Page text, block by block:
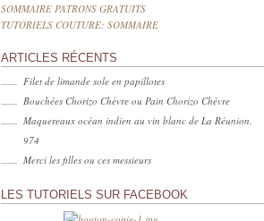
SOMMAIRE PATRONS GRATUITS
TUTORIELS COUTURE: SOMMAIRE
ARTICLES RÉCENTS
Filet de limande sole en papillotes
Bouchées Chorizo Chèvre ou Pain Chorizo Chèvre
Maquereaux océan indien au vin blanc de La Réunion,
974
Merci les filles ou ces messieurs
LES TUTORIELS SUR FACEBOOK